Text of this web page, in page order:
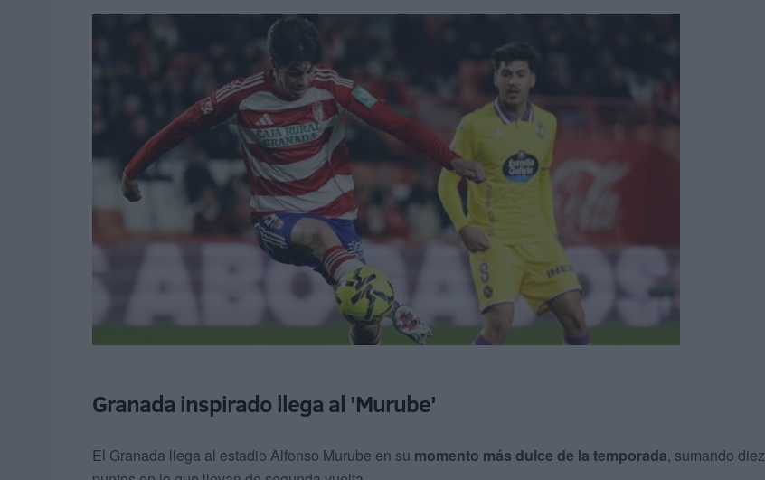
Granada inspirado llega al 'Murube'
El Granada llega al estadio Alfonso Murube en su momento más dulce de la temporada, sumando diez